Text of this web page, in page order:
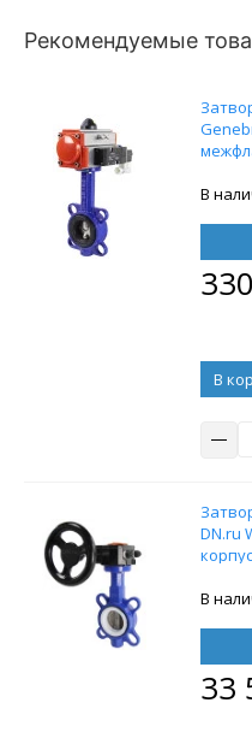
Рекомендуемые
сталь,
24В
В
В
DN.ru
В
33